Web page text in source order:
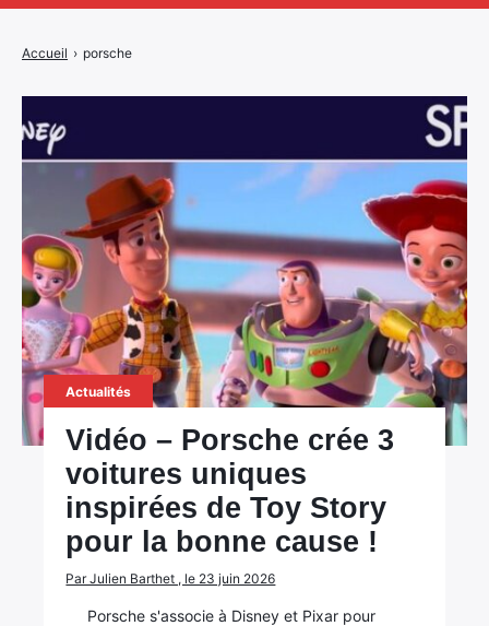
Accueil › porsche
Actualités
Vidéo – Porsche crée 3
voitures uniques
inspirées de Toy Story
pour la bonne cause !
Par Julien Barthet , le 23 juin 2026
Porsche s'associe à Disney et Pixar pour